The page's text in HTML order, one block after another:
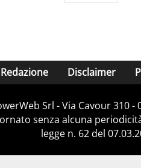
Redazione Disclaimer
Srl - Via Cavour 310 -
senza alcuna
legge n. 62 del